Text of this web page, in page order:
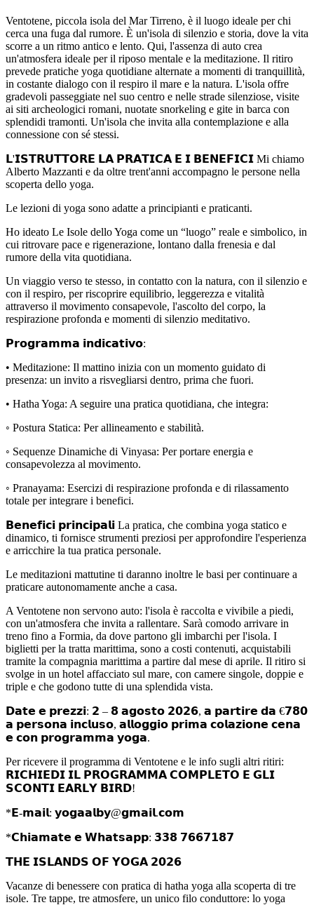
Ventotene, piccola isola del Mar Tirreno, è il luogo ideale per chi
cerca una fuga dal rumore. È un'isola di silenzio e storia, dove la vita
scorre a un ritmo antico e lento. Qui, l'assenza di auto crea
un'atmosfera ideale per il riposo mentale e la meditazione. Il ritiro
prevede pratiche yoga quotidiane alternate a momenti di tranquillità,
in costante dialogo con il respiro il mare e la natura. L'isola offre
gradevoli passeggiate nel suo centro e nelle strade silenziose, visite
ai siti archeologici romani, nuotate snorkeling e gite in barca con
splendidi tramonti. Un'isola che invita alla contemplazione e alla
connessione con sé stessi.
𝗟'𝗜𝗦𝗧𝗥𝗨𝗧𝗧𝗢𝗥𝗘 𝗟𝗔 𝗣𝗥𝗔𝗧𝗜𝗖𝗔 𝗘 𝗜 𝗕𝗘𝗡𝗘𝗙𝗜𝗖𝗜 Mi chiamo
Alberto Mazzanti e da oltre trent'anni accompagno le persone nella
scoperta dello yoga.
Le lezioni di yoga sono adatte a principianti e praticanti.
Ho ideato Le Isole dello Yoga come un “luogo” reale e simbolico, in
cui ritrovare pace e rigenerazione, lontano dalla frenesia e dal
rumore della vita quotidiana.
Un viaggio verso te stesso, in contatto con la natura, con il silenzio e
con il respiro, per riscoprire equilibrio, leggerezza e vitalità
attraverso il movimento consapevole, l'ascolto del corpo, la
respirazione profonda e momenti di silenzio meditativo.
𝗣𝗿𝗼𝗴𝗿𝗮𝗺𝗺𝗮 𝗶𝗻𝗱𝗶𝗰𝗮𝘁𝗶𝘃𝗼:
• Meditazione: Il mattino inizia con un momento guidato di
presenza: un invito a risvegliarsi dentro, prima che fuori.
• Hatha Yoga: A seguire una pratica quotidiana, che integra:
◦ Postura Statica: Per allineamento e stabilità.
◦ Sequenze Dinamiche di Vinyasa: Per portare energia e
consapevolezza al movimento.
◦ Pranayama: Esercizi di respirazione profonda e di rilassamento
totale per integrare i benefici.
𝗕𝗲𝗻𝗲𝗳𝗶𝗰𝗶 𝗽𝗿𝗶𝗻𝗰𝗶𝗽𝗮𝗹𝗶 La pratica, che combina yoga statico e
dinamico, ti fornisce strumenti preziosi per approfondire l'esperienza
e arricchire la tua pratica personale.
Le meditazioni mattutine ti daranno inoltre le basi per continuare a
praticare autonomamente anche a casa.
A Ventotene non servono auto: l'isola è raccolta e vivibile a piedi,
con un'atmosfera che invita a rallentare. Sarà comodo arrivare in
treno fino a Formia, da dove partono gli imbarchi per l'isola. I
biglietti per la tratta marittima, sono a costi contenuti, acquistabili
tramite la compagnia marittima a partire dal mese di aprile. Il ritiro si
svolge in un hotel affacciato sul mare, con camere singole, doppie e
triple e che godono tutte di una splendida vista.
𝗗𝗮𝘁𝗲 𝗲 𝗽𝗿𝗲𝘇𝘇𝗶: 𝟮 – 𝟴 𝗮𝗴𝗼𝘀𝘁𝗼 𝟮𝟬𝟮𝟲, 𝗮 𝗽𝗮𝗿𝘁𝗶𝗿𝗲 𝗱𝗮 €𝟳𝟴𝟬
𝗮 𝗽𝗲𝗿𝘀𝗼𝗻𝗮 𝗶𝗻𝗰𝗹𝘂𝘀𝗼, 𝗮𝗹𝗹𝗼𝗴𝗴𝗶𝗼 𝗽𝗿𝗶𝗺𝗮 𝗰𝗼𝗹𝗮𝘇𝗶𝗼𝗻𝗲 𝗰𝗲𝗻𝗮
𝗲 𝗰𝗼𝗻 𝗽𝗿𝗼𝗴𝗿𝗮𝗺𝗺𝗮 𝘆𝗼𝗴𝗮.
Per ricevere il programma di Ventotene e le info sugli altri ritiri:
𝗥𝗜𝗖𝗛𝗜𝗘𝗗𝗜 𝗜𝗟 𝗣𝗥𝗢𝗚𝗥𝗔𝗠𝗠𝗔 𝗖𝗢𝗠𝗣𝗟𝗘𝗧𝗢 𝗘 𝗚𝗟𝗜
𝗦𝗖𝗢𝗡𝗧𝗜 𝗘𝗔𝗥𝗟𝗬 𝗕𝗜𝗥𝗗!
*𝗘-𝗺𝗮𝗶𝗹: 𝘆𝗼𝗴𝗮𝗮𝗹𝗯𝘆@𝗴𝗺𝗮𝗶𝗹.𝗰𝗼𝗺
*𝗖𝗵𝗶𝗮𝗺𝗮𝘁𝗲 𝗲 𝗪𝗵𝗮𝘁𝘀𝗮𝗽𝗽: 𝟯𝟯𝟴 𝟳𝟲𝟲𝟳𝟭𝟴𝟳
𝗧𝗛𝗘 𝗜𝗦𝗟𝗔𝗡𝗗𝗦 𝗢𝗙 𝗬𝗢𝗚𝗔 𝟮𝟬𝟮𝟲
Vacanze di benessere con pratica di hatha yoga alla scoperta di tre
isole. Tre tappe, tre atmosfere, un unico filo conduttore: lo yoga